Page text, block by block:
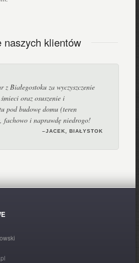
naszych klientów
z Białegostoku za wyczyszczenie
oraz osuszenie i
pod budowę domu (teren
fachowo i naprawdę niedrogo!
–JACEK, BIAŁYSTOK